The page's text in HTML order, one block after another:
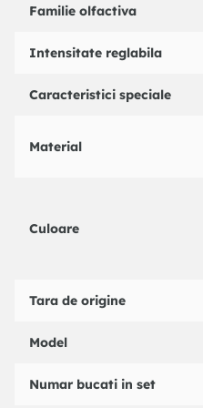
Familie olfactiva
Intensitate reglabila
Caracteristici speciale
Material
Culoare
Tara de origine
Model
Numar bucati in set